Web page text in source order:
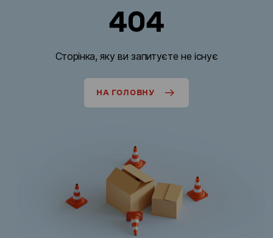
404
Сторінка, яку ви запитуєте не існує
НА ГОЛОВНУ